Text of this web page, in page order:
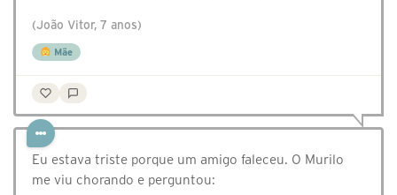
(João Vitor, 7 anos)
Mãe
Eu estava triste porque um amigo faleceu. O Murilo
me viu chorando e perguntou: